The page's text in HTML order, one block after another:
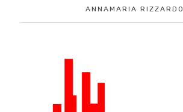
ANNAMARIA RIZZARDO